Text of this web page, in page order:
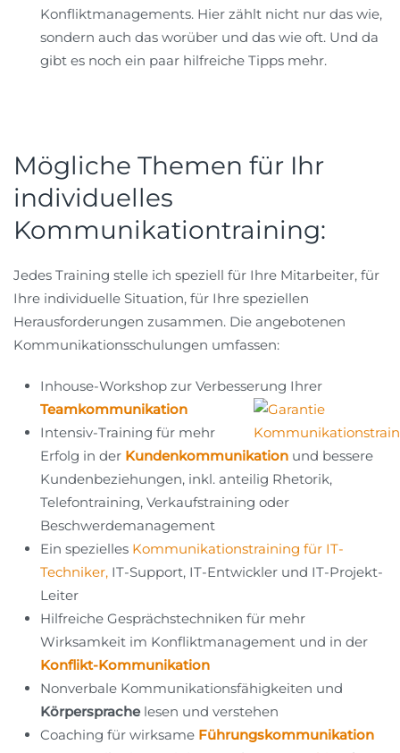
Konfliktmanagements. Hier zählt nicht nur das wie,
sondern auch das worüber und das wie oft. Und da
gibt es noch ein paar hilfreiche Tipps mehr.
Mögliche Themen für Ihr
individuelles
Kommunikationtraining:
Jedes Training stelle ich speziell für Ihre Mitarbeiter, für
Ihre individuelle Situation, für Ihre speziellen
Herausforderungen zusammen. Die angebotenen
Kommunikationsschulungen umfassen:
Inhouse-Workshop zur Verbesserung Ihrer
Teamkommunikation
Intensiv-Training für mehr
Erfolg in der Kundenkommunikation und bessere
Kundenbeziehungen, inkl. anteilig Rhetorik,
Telefontraining, Verkaufstraining oder
Beschwerdemanagement
Ein spezielles Kommunikationstraining für IT-
Techniker, IT-Support, IT-Entwickler und IT-Projekt-
Leiter
Hilfreiche Gesprächstechniken für mehr
Wirksamkeit im Konfliktmanagement und in der
Konflikt-Kommunikation
Nonverbale Kommunikationsfähigkeiten und
Körpersprachelesen und verstehen
Coaching für wirksame Führungskommunikation